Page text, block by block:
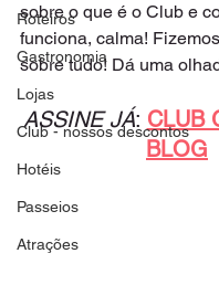
Roteiros
Gastronomia
Lojas
Club - nossos descontos
Hotéis
Passeios
Atrações
sobre o que é o Club e
funciona, calma!
sobre tudo! Dá uma
ASSINE JÁ: CLUB
BLOG